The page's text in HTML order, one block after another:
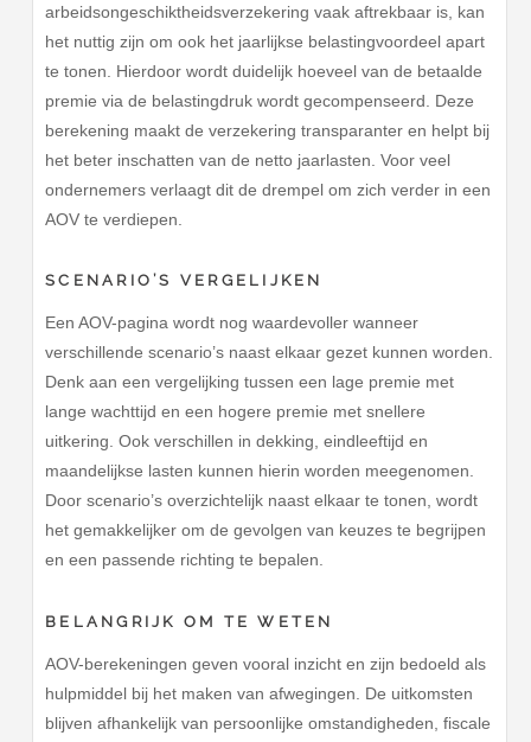
arbeidsongeschiktheidsverzekering vaak aftrekbaar is, kan
het nuttig zijn om ook het jaarlijkse belastingvoordeel apart
te tonen. Hierdoor wordt duidelijk hoeveel van de betaalde
premie via de belastingdruk wordt gecompenseerd. Deze
berekening maakt de verzekering transparanter en helpt bij
het beter inschatten van de netto jaarlasten. Voor veel
ondernemers verlaagt dit de drempel om zich verder in een
AOV te verdiepen.
SCENARIO’S VERGELIJKEN
Een AOV-pagina wordt nog waardevoller wanneer
verschillende scenario’s naast elkaar gezet kunnen worden.
Denk aan een vergelijking tussen een lage premie met
lange wachttijd en een hogere premie met snellere
uitkering. Ook verschillen in dekking, eindleeftijd en
maandelijkse lasten kunnen hierin worden meegenomen.
Door scenario’s overzichtelijk naast elkaar te tonen, wordt
het gemakkelijker om de gevolgen van keuzes te begrijpen
en een passende richting te bepalen.
BELANGRIJK OM TE WETEN
AOV-berekeningen geven vooral inzicht en zijn bedoeld als
hulpmiddel bij het maken van afwegingen. De uitkomsten
blijven afhankelijk van persoonlijke omstandigheden, fiscale